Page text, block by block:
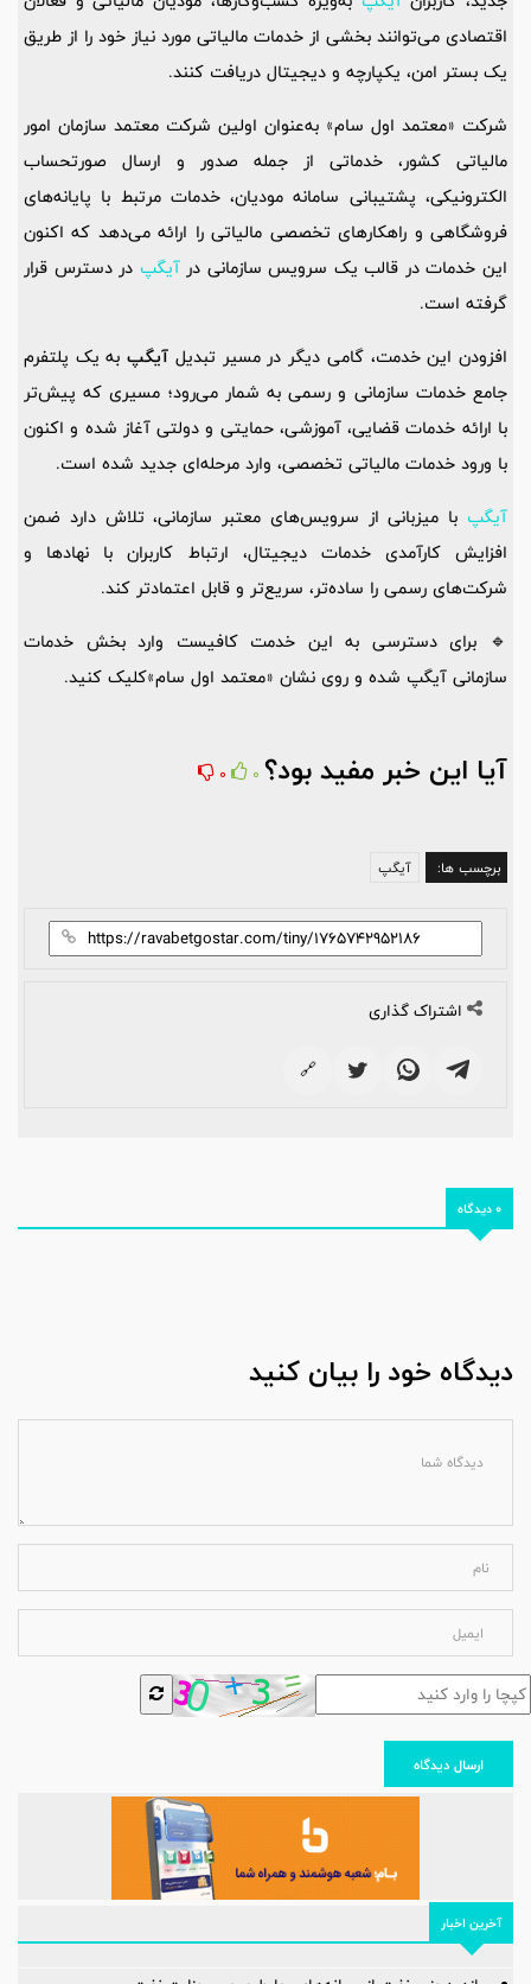
اقتصادی می‌توانند بخشی از خدمات مالیاتی مورد نیاز خود را از طریق
یک بستر امن، یکپارچه و دیجیتال دریافت کنند.
شرکت «معتمد اول سام» به‌عنوان اولین شرکت معتمد سازمان امور
مالیاتی کشور، خدماتی از جمله صدور و ارسال صورتحساب
الکترونیکی، پشتیبانی سامانه مودیان، خدمات مرتبط با پایانه‌های
فروشگاهی و راهکارهای تخصصی مالیاتی را ارائه می‌دهد که اکنون
این خدمات در قالب یک سرویس سازمانی درآیگپ در دسترس قرار
گرفته است.
افزودن این خدمت، گامی دیگر در مسیر تبدیل آیگپبه یک پلتفرم
جامع خدمات سازمانی و رسمی به شمار می‌رود؛ مسیری که پیش‌تر
با ارائه خدمات قضایی، آموزشی، حمایتی و دولتی آغاز شده و اکنون
با ورود خدمات مالیاتی تخصصی، وارد مرحله‌ای جدید شده است.
آیگپ با میزبانی از سرویس‌های معتبر سازمانی، تلاش دارد ضمن
افزایش کارآمدی خدمات دیجیتال، ارتباط کاربران با نهادها و
شرکت‌های رسمی را ساده‌تر، سریع‌تر و قابل اعتمادتر کند.
🔹 برای دسترسی به این خدمت کافیست وارد بخش خدمات
سازمانی آیگپ شده و روی نشان «معتمد اول سام»کلیک کنید.
آیا این خبر مفید بود؟ 0
0
برچسب ها: آیگپ
اشتراک گذاری
🔗
0 دیدگاه
دیدگاه خود را بیان کنید
ارسال دیدگاه
آخرین اخبار